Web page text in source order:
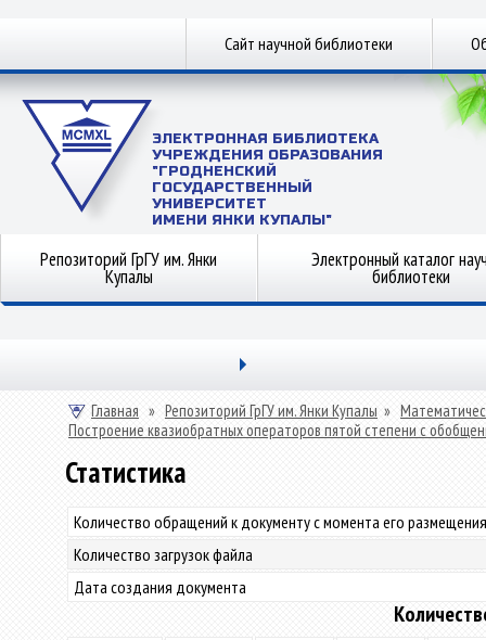
Сайт научной библиотеки
ЭЛЕКТРОННАЯ БИБЛИОТЕКА
УЧРЕЖДЕНИЯ ОБРАЗОВАНИЯ
"ГРОДНЕНСКИЙ
ГОСУДАРСТВЕННЫЙ
УНИВЕРСИТЕТ
ИМЕНИ ЯНКИ КУПАЛЫ"
Репозиторий ГрГУ им. Янки
Купалы
Электронный каталог
библиотеки
Главная » Репозиторий ГрГУ им. Янки Купалы »
Построение квазиобратных операторов пятой степени с
Статистика
Количество обращений к документу с момента его
Количество загрузок файла
Дата создания документа